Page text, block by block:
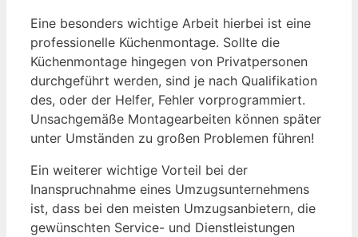
Eine besonders wichtige Arbeit hierbei ist eine
professionelle Küchenmontage. Sollte die
Küchenmontage hingegen von Privatpersonen
durchgeführt werden, sind je nach Qualifikation
des, oder der Helfer, Fehler vorprogrammiert.
Unsachgemäße Montagearbeiten können später
unter Umständen zu großen Problemen führen!
Ein weiterer wichtige Vorteil bei der
Inanspruchnahme eines Umzugsunternehmens
ist, dass bei den meisten Umzugsanbietern, die
gewünschten Service- und Dienstleistungen